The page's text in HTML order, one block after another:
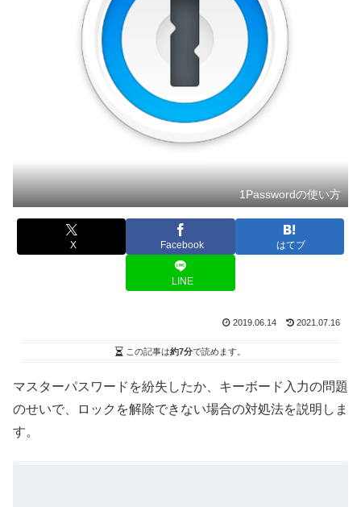
1Passwordの使い方
X Facebook はてブ
LINE
2019.06.14 2021.07.16
この記事は約7分で読めます。
マスターパスワードを紛失したか、キーボード入力の問題
のせいで、ロックを解除できない場合の対処法を説明しま
す。